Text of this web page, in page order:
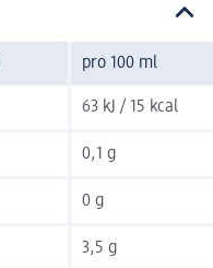
pro 100 ml
63 kJ / 15 kcal
0,1 g
0 g
3,5 g